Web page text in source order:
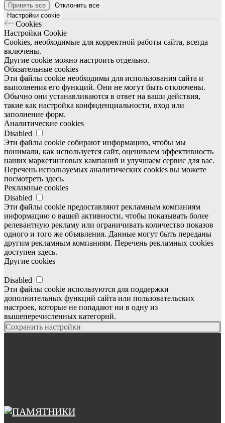
Принять все
Отклонить все
Настройки cookie
Cookies
Настройки Cookie
Cookies, необходимые для корректной работы сайта, всегда
включены.
Другие cookie можно настроить отдельно.
Обязательные cookies
Эти файлы cookie необходимы для использования сайта и
выполнения его функций. Они не могут быть отключены.
Обычно они устанавливаются в ответ на ваши действия,
такие как настройка конфиденциальности, вход или
заполнение форм.
Аналитические cookies
Disabled
Эти файлы cookie собирают информацию, чтобы мы
понимали, как используется сайт, оцениваем эффективность
наших маркетинговых кампаний и улучшаем сервис для вас.
Перечень используемых аналитических cookies вы можете
посмотреть здесь.
Рекламные cookies
Disabled
Эти файлы cookie предоставляют рекламным компаниям
информацию о вашей активности, чтобы показывать более
релевантную рекламу или ограничивать количество показов
одного и того же объявления. Данные могут быть переданы
другим рекламным компаниям. Перечень рекламных cookies
доступен здесь.
Другие cookies
Disabled
Эти файлы cookie используются для поддержки
дополнительных функций сайта или пользовательских
настроек, которые не попадают ни в одну из
вышеперечисленных категорий.
Сохранить настройки